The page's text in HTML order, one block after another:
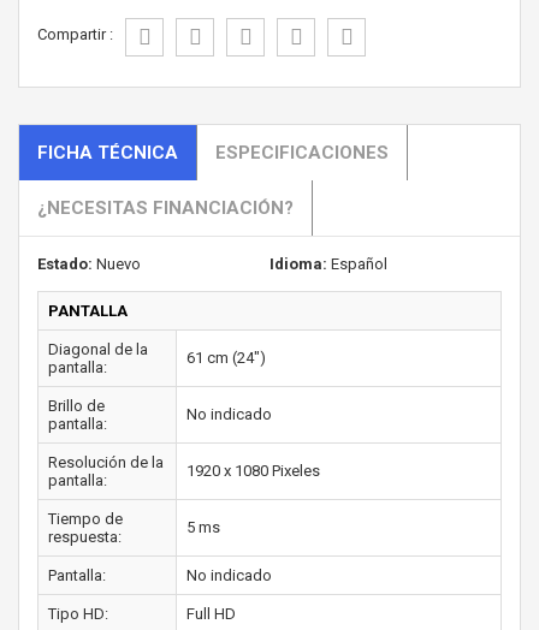
Compartir :
FICHA TÉCNICA ESPECIFICACIONES
¿NECESITAS FINANCIACIÓN?
Estado: Nuevo Idioma: Español
PANTALLA
Diagonal de la
pantalla:
61 cm (24")
Brillo de
pantalla:
No indicado
Resolución de la
pantalla:
1920 x 1080 Pixeles
Tiempo de
respuesta:
5 ms
Pantalla: No indicado
Tipo HD: Full HD